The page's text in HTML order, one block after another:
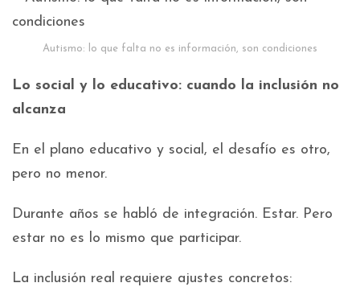
Autismo: lo que falta no es información, son condiciones
Lo social y lo educativo: cuando la inclusión no
alcanza
En el plano educativo y social, el desafío es otro,
pero no menor.
Durante años se habló de integración. Estar. Pero
estar no es lo mismo que participar.
La inclusión real requiere ajustes concretos: